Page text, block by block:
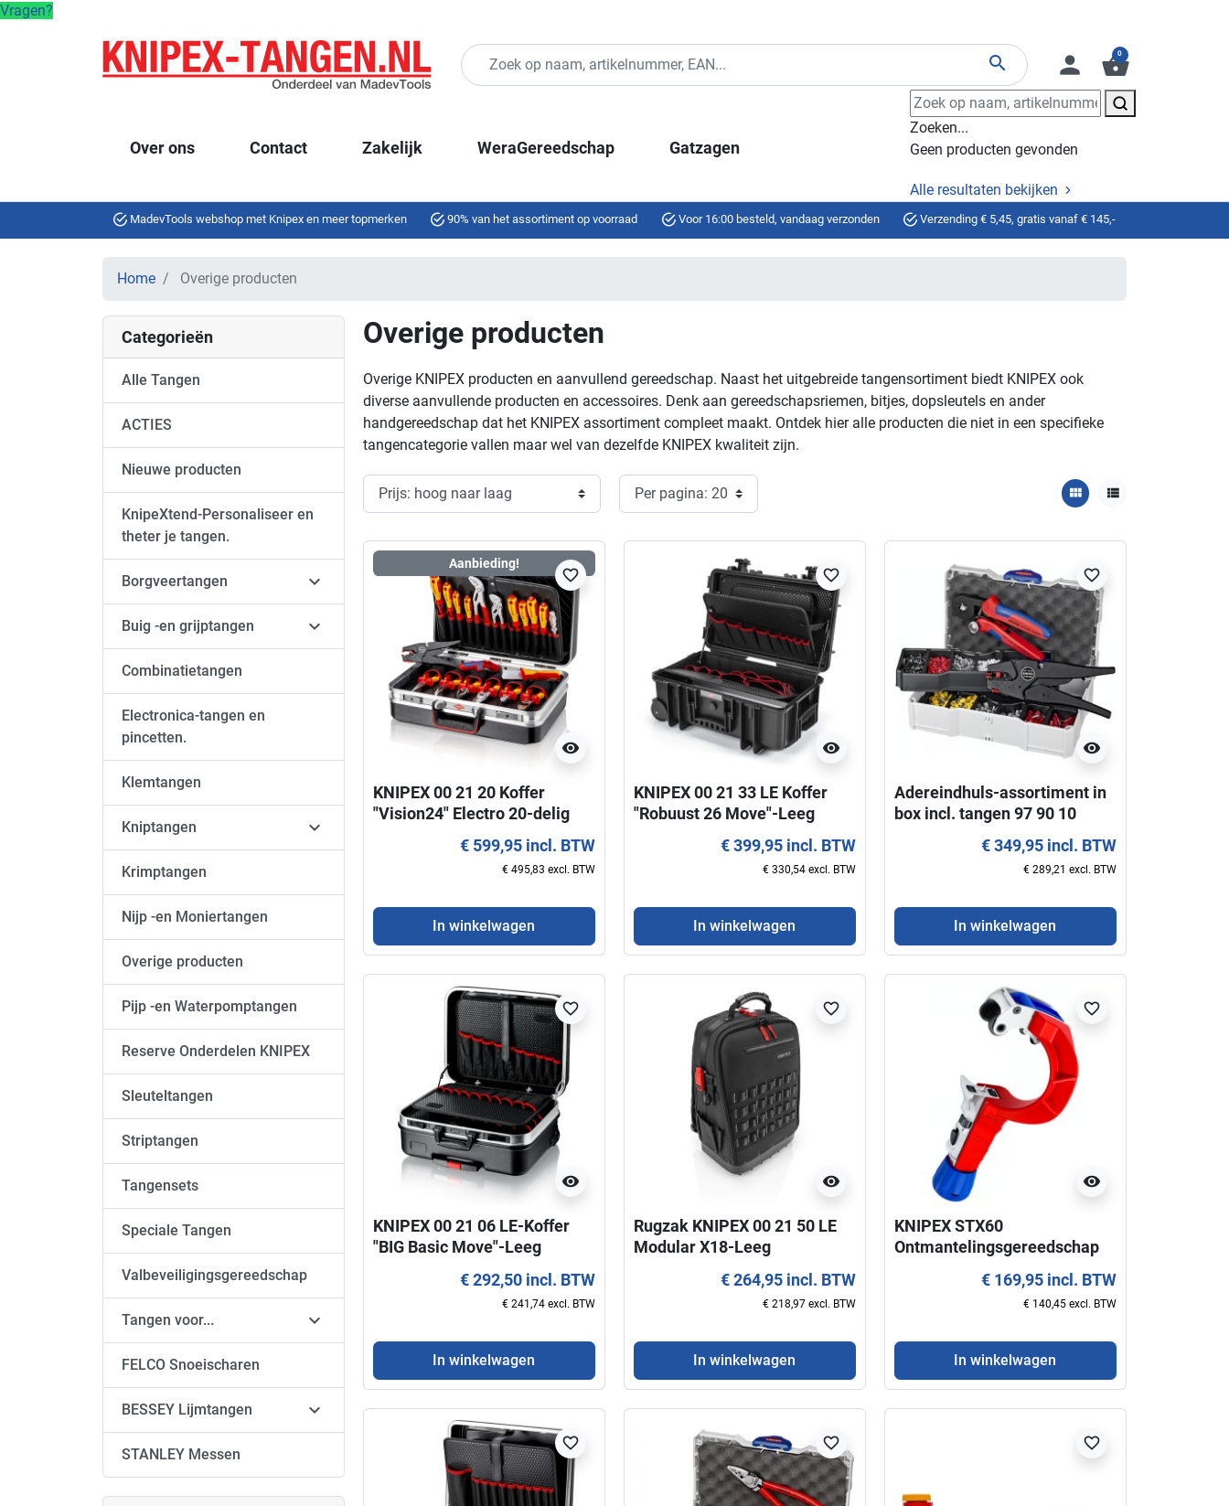
Vragen?
search person shopping_basket
0
Over ons Contact Zakelijk WeraGereedschap Gatzagen
Zoeken...
Geen producten gevonden
Alle resultaten bekijken
MadevTools webshop met Knipex en meer topmerken 90% van het assortiment op voorraad Voor 16:00 besteld, vandaag verzonden Verzending € 5,45, gratis vanaf € 145,-
Home Overige producten
Categorieën
Alle Tangen
ACTIES
Nieuwe producten
KnipeXtend-Personaliseer en
theter je tangen.
Borgveertangen 
Buig -en grijptangen 
Combinatietangen
Electronica-tangen en
pincetten.
Klemtangen
Kniptangen 
Krimptangen
Nijp -en Moniertangen
Overige producten
Pijp -en Waterpomptangen
Reserve Onderdelen KNIPEX
Sleuteltangen
Striptangen
Tangensets
Speciale Tangen
Valbeveiligingsgereedschap
Tangen voor... 
FELCO Snoeischaren
BESSEY Lijmtangen 
STANLEY Messen
Overige producten
Overige KNIPEX producten en aanvullend gereedschap. Naast het uitgebreide tangensortiment biedt KNIPEX ook
diverse aanvullende producten en accessoires. Denk aan gereedschapsriemen, bitjes, dopsleutels en ander
handgereedschap dat het KNIPEX assortiment compleet maakt. Ontdek hier alle producten die niet in een specifieke
tangencategorie vallen maar wel van dezelfde KNIPEX kwaliteit zijn.
view_module view_list
Aanbieding!
visibility
favorite_border
KNIPEX 00 21 20 Koffer
"Vision24" Electro 20-delig
€ 599,95 incl. BTW
€ 495,83 excl. BTW
In winkelwagen
visibility
favorite_border
KNIPEX 00 21 33 LE Koffer
"Robuust 26 Move"-Leeg
€ 399,95 incl. BTW
€ 330,54 excl. BTW
In winkelwagen
visibility
favorite_border
Adereindhuls-assortiment in
box incl. tangen 97 90 10
€ 349,95 incl. BTW
€ 289,21 excl. BTW
In winkelwagen
visibility
favorite_border
KNIPEX 00 21 06 LE-Koffer
"BIG Basic Move"-Leeg
€ 292,50 incl. BTW
€ 241,74 excl. BTW
In winkelwagen
visibility
favorite_border
Rugzak KNIPEX 00 21 50 LE
Modular X18-Leeg
€ 264,95 incl. BTW
€ 218,97 excl. BTW
In winkelwagen
visibility
favorite_border
KNIPEX STX60
Ontmantelingsgereedschap
€ 169,95 incl. BTW
€ 140,45 excl. BTW
In winkelwagen
favorite_border favorite_border favorite_border